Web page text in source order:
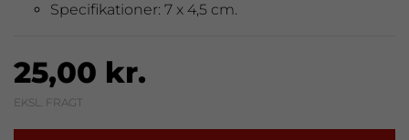
Specifikationer: 7 x 4,5 cm.
25,00 kr.
EKSL. FRAGT